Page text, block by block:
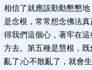
相信了就應該勤勤懇懇
是念根，常常想念佛法
得我們這個心，著牢在
方去。第五種是慧根，
亂了;心不散亂了，就會